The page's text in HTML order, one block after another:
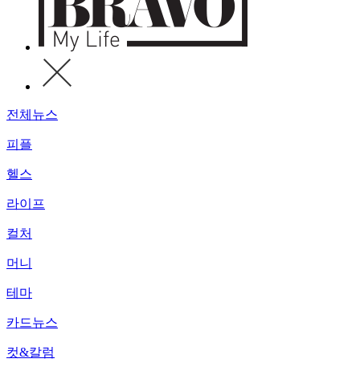
전체뉴스
피플
헬스
라이프
컬처
머니
테마
카드뉴스
컷&칼럼